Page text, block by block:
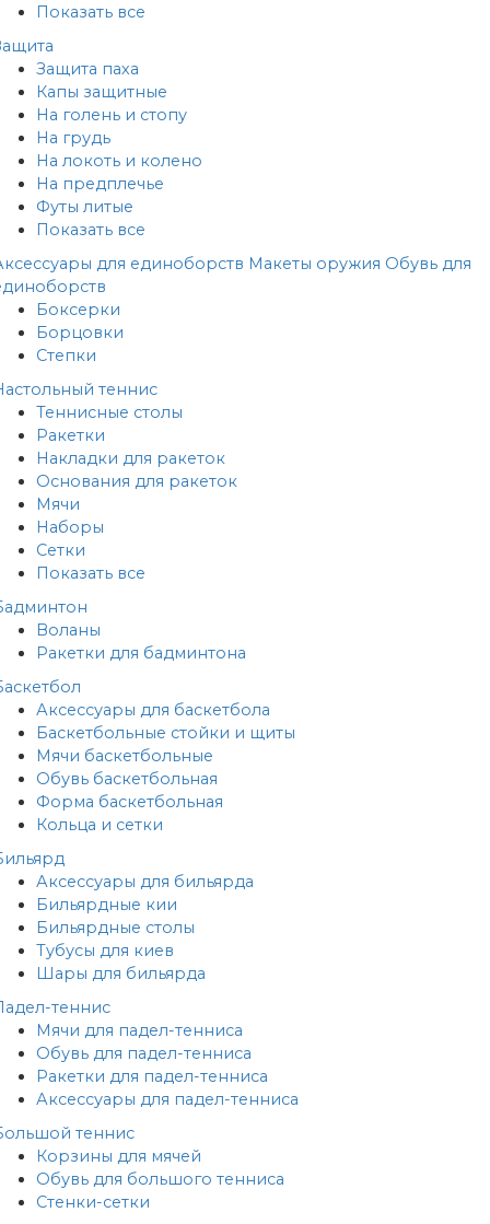
Показать все
Защита паха
Капы защитные
На голень и стопу
На грудь
На локоть и колено
На предплечье
Футы литые
Показать все
для единоборств Макеты оружия Обувь для
Боксерки
Борцовки
Степки
теннис
Теннисные столы
Ракетки
Накладки для ракеток
Основания для ракеток
Мячи
Наборы
Сетки
Показать все
Воланы
Ракетки для бадминтона
Аксессуары для баскетбола
Баскетбольные стойки и щиты
Мячи баскетбольные
Обувь баскетбольная
Форма баскетбольная
Кольца и сетки
Аксессуары для бильярда
Бильярдные кии
Бильярдные столы
Тубусы для киев
Шары для бильярда
теннис
Мячи для падел-тенниса
Обувь для падел-тенниса
Ракетки для падел-тенниса
Аксессуары для падел-тенниса
теннис
Корзины для мячей
Обувь для большого тенниса
Стенки-сетки